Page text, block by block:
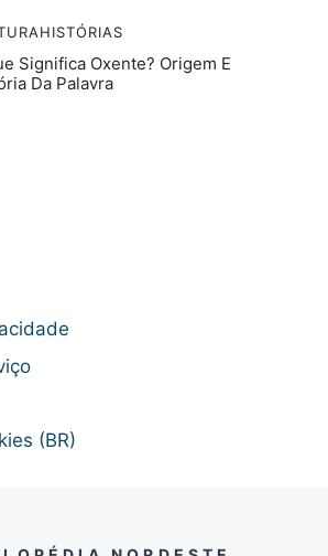
HISTÓRIAS
Significa Oxente? Origem E
Da Palavra
(BR)